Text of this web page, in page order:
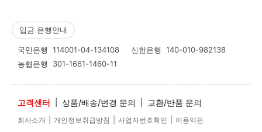
입금 은행안내
국민은행 114001-04-134108 신한은행 140-010-982138
농협은행 301-1661-1460-11
고객센터 상품/배송/변경 문의 교환/반품 문의
회사소개 개인정보취급방침 사업자번호확인 이용약관